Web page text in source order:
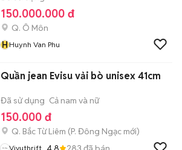
150.000.000 đ
Q. Ô Môn
HHuynh Van Phu
Quần jean Evisu vải bò unisex 41cm
Đã sử dụng Cả nam và nữ
150.000 đ
Q. Bắc Từ Liêm (P. Đông Ngạc mới)
Vivuthrift